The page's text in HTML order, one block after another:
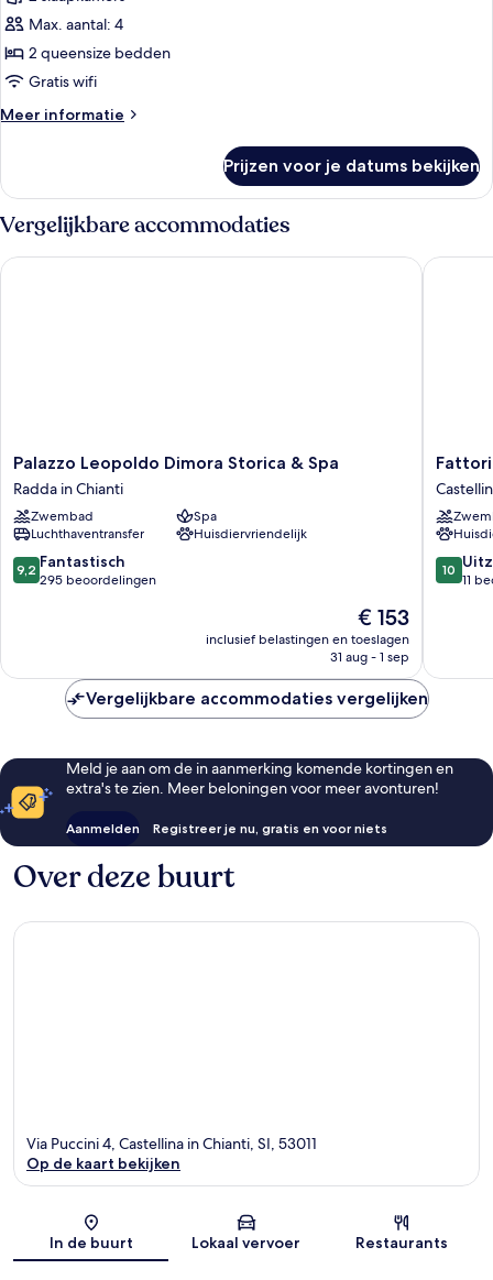
suite,
2
slaapkamers,
badkamers
Max. aantal: 4
2 queensize bedden
Gratis wifi
Meer informatie
Meer
suite,
2
slaapkamers,
badkamers
Prijzen voor je datums bekijken
Vergelijkbare accommodaties
Palazzo
Leopoldo
Dimora
Storica
&
Spa
Radda
Palazzo Leopoldo Dimora Storica & Spa
Radda in Chianti
Zwembad
Spa
Luchthaventransfer
Huisdiervriendelijk
9.2
van
9,2 Fantastisch
295 beoordelingen
De
prijs
is
€ 153
inclusief belastingen en toeslagen
31 aug - 1 sep
Palazzo Leopoldo Dimora Storica & Spa
Fattoria
di
Vegi
in
Chianti
10.0
van
10
11
Fattoria
Vergelijkbare accommodaties vergelijken
Meld je aan om de in aanmerking komende kortingen en
extra's te zien. Meer beloningen voor meer avonturen!
Aanmelden Registreer je nu, gratis en voor niets
Over deze buurt
Kaart
Via Puccini 4, Castellina in Chianti, SI, 53011
Op de kaart bekijken
In de buurt Lokaal vervoer Restaurants